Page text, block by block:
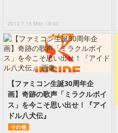
2013.7.15 Mon 19:00
【ファミコン生誕30周年企
画】奇跡の歌声「ミラクルボイ
ス」を今こそ思い出せ！『アイ
ドル八犬伝』
その他